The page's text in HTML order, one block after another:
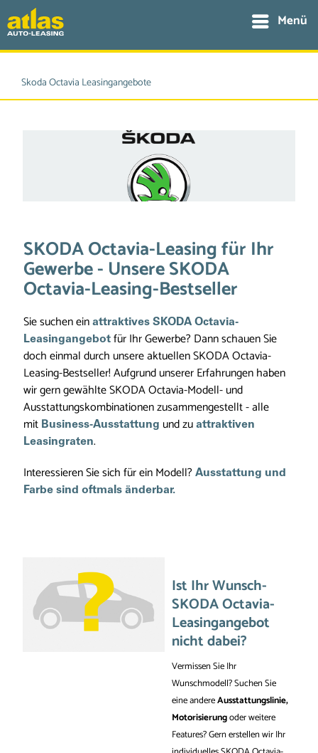
Menü
Skoda Octavia Leasingangebote
SKODA Octavia-Leasing für Ihr
Gewerbe - Unsere SKODA
Octavia-Leasing-Bestseller
Sie suchen ein attraktives SKODA Octavia-
Leasingangebot für Ihr Gewerbe? Dann schauen Sie
doch einmal durch unsere aktuellen SKODA Octavia-
Leasing-Bestseller! Aufgrund unserer Erfahrungen haben
wir gern gewählte SKODA Octavia-Modell- und
Ausstattungskombinationen zusammengestellt - alle
mit Business-Ausstattung und zu attraktiven
Leasingraten.
Interessieren Sie sich für ein Modell? Ausstattung und
Farbe sind oftmals änderbar.
Ist Ihr Wunsch-
SKODA Octavia-
Leasingangebot
nicht dabei?
Vermissen Sie Ihr
Wunschmodell? Suchen Sie
eine andereAusstattungslinie,
Motorisierungoder weitere
Features? Gern erstellen wir Ihr